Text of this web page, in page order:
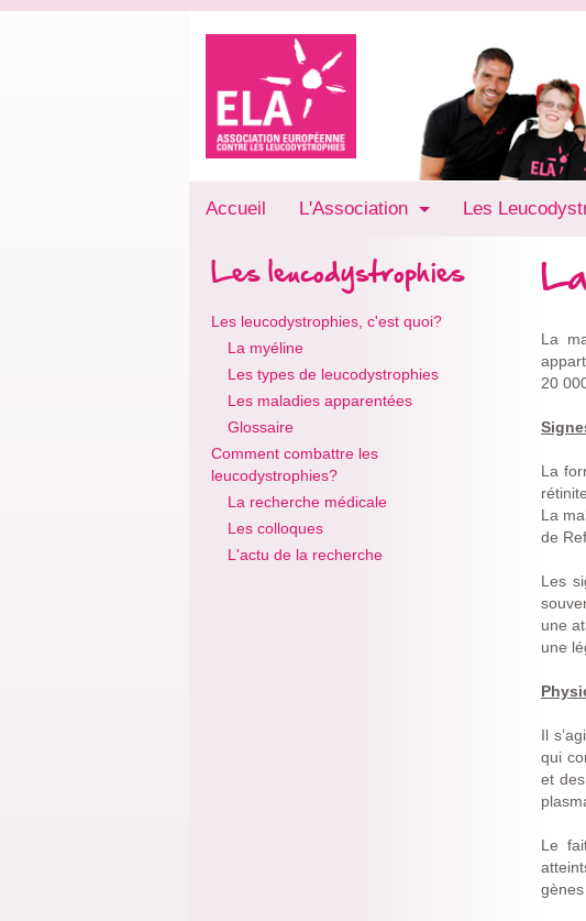
Accueil L'Association Les
Les leucodystrophies
Les leucodystrophies, c'est quoi?
La myéline
Les types de leucodystrophies
Les maladies apparentées
Glossaire
Comment combattre les
leucodystrophies?
La recherche médicale
Les colloques
L'actu de la recherche
La
20
La
La
de
Les
une
une
Il
qui
et
Le